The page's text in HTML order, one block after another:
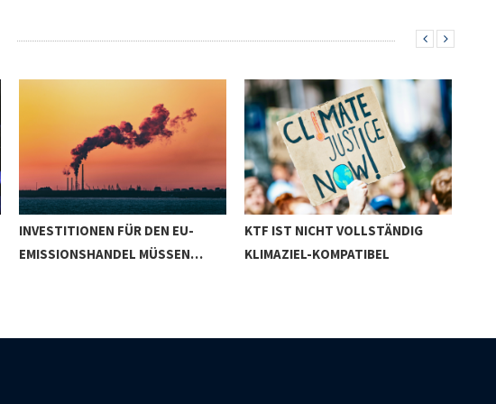
INVESTITIONEN FÜR DEN EU-
EMISSIONSHANDEL MÜSSEN…
KTF IST NICHT VOLLSTÄNDIG
KLIMAZIEL-KOMPATIBEL